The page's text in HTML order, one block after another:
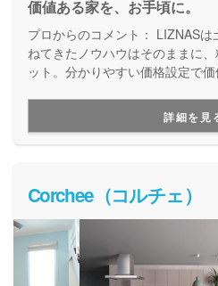
価値ある家を、お手頃に。
プロからのコメント： LIZNASは
ねてきたノウハウはそのままに
ット。分かりやすい価格設定で
はぴったりの建築会社です。詳細を見
Corchee（コルチェ）